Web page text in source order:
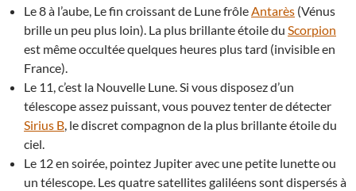
Le 8 à l’aube, Le fin croissant de Lune frôleAntarès (Vénus
brille un peu plus loin). La plus brillante étoile du Scorpion
est même occultée quelques heures plus tard (invisible en
France).
Le 11, c’est la Nouvelle Lune. Si vous disposez d’un
télescope assez puissant, vous pouvez tenter de détecter
Sirius B, le discret compagnon de la plus brillante étoile du
ciel.
Le 12 en soirée, pointez Jupiter avec une petite lunette ou
un télescope. Les quatre satellites galiléens sont dispersés à